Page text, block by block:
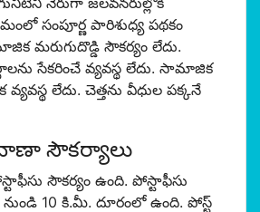
సంపూర్ణ పారిశుధ్య పథకం
మరుగుదొడ్డి సౌకర్యం లేదు.
సేకరించే వ్యవస్థ లేదు. సామాజిక
లేదు. చెత్తను వీధుల పక్కనే
సౌకర్యాలు
సౌకర్యం ఉంది. పోస్టాఫీసు
10 కి.మీ. దూరంలో ఉంది. పోస్ట్